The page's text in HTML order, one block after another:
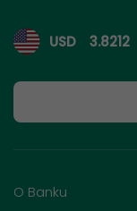
Kursy walut
USD 3.8212
O Banku